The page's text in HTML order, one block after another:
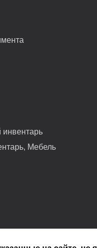
инвентарь
Мебель